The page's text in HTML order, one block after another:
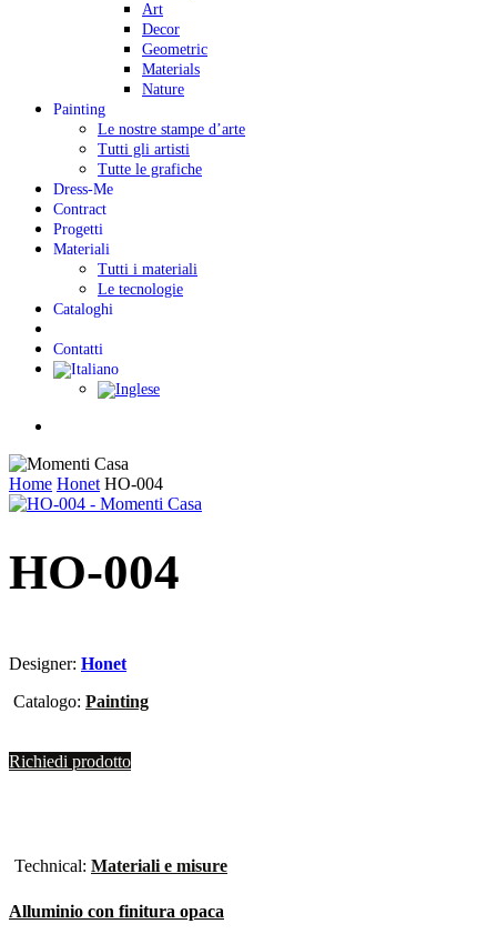
Art
Decor
Geometric
Materials
Nature
Painting
Le nostre stampe d’arte
Tutti gli artisti
Tutte le grafiche
Dress-Me
Contract
Progetti
Materiali
Tutti i materiali
Le tecnologie
Cataloghi
Contatti
Home Honet HO-004
HO-004
Designer: Honet
Catalogo: Painting
Richiedi prodotto
Technical: Materiali e misure
Alluminio con finitura opaca